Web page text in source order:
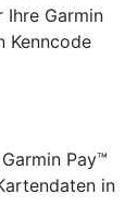
Ihre Garmin
Kenncode
Pay™
in